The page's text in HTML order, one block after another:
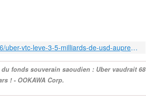
http://ookawa-corp.over-blog.com/2016/06/uber-vtc-leve-3-5-milliards-de-usd-aupres-du-fonds-souverain-saoudien-uber-vaudrait-68-milliards-de-dollars.html
fonds souverain saoudien : Uber vaudrait 68
! - OOKAWA Corp.